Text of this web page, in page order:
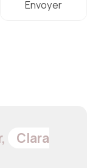
Envoyer
Clara